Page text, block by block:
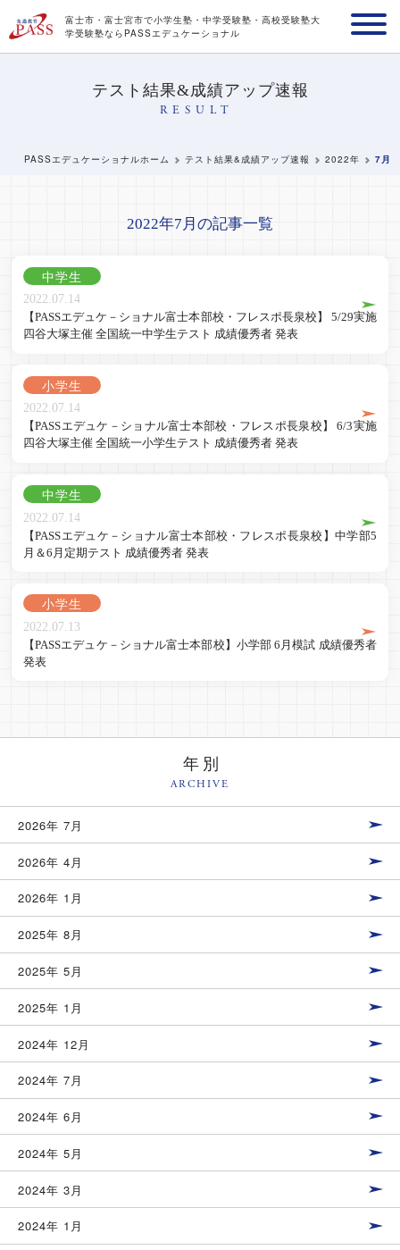
富士市・富士宮市で小学生塾・中学受験塾・高校受験塾大
学受験塾ならPASSエデュケーショナル
テスト結果&成績アップ速報
RESULT
PASSエデュケーショナルホーム テスト結果&成績アップ速報 2022年 7月
年別
ARCHIVE
2026年 7月
2026年 4月
2026年 1月
2025年 8月
2025年 5月
2025年 1月
2024年 12月
2024年 7月
2024年 6月
2024年 5月
2024年 3月
2024年 1月
2022年7月の記事一覧
中学生
2022.07.14
【PASSエデュケ－ショナル富士本部校・フレスポ長泉校】 5/29実施
四谷大塚主催 全国統一中学生テスト 成績優秀者 発表
小学生
2022.07.14
【PASSエデュケ－ショナル富士本部校・フレスポ長泉校】 6/3実施
四谷大塚主催 全国統一小学生テスト 成績優秀者 発表
中学生
2022.07.14
【PASSエデュケ－ショナル富士本部校・フレスポ長泉校】中学部5
月＆6月定期テスト 成績優秀者 発表
小学生
2022.07.13
【PASSエデュケ－ショナル富士本部校】小学部 6月模試 成績優秀者
発表